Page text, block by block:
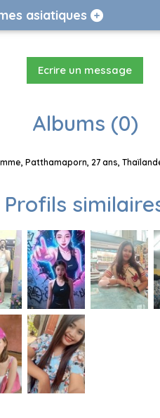
asiatiques
Ecrire un message
Albums (0)
Patthamaporn, 27 ans,
Profils